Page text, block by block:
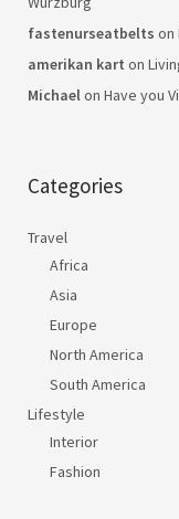
fastenurseatbelts on
amerikan kart on
Michaelon Have you
Categories
Travel
Africa
Asia
Europe
North America
South America
Lifestyle
Interior
Fashion